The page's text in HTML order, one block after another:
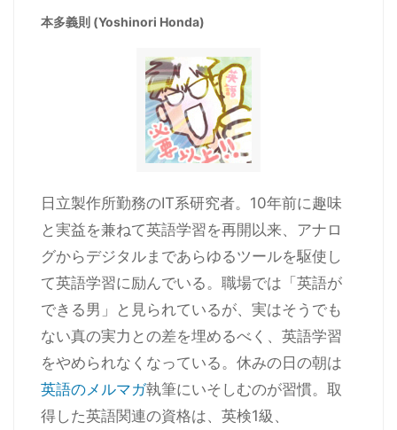
本多義則 (Yoshinori Honda)
日立製作所勤務のIT系研究者。10年前に趣味
と実益を兼ねて英語学習を再開以来、アナロ
グからデジタルまであらゆるツールを駆使し
て英語学習に励んでいる。職場では「英語が
できる男」と見られているが、実はそうでも
ない真の実力との差を埋めるべく、英語学習
をやめられなくなっている。休みの日の朝は
英語のメルマガ執筆にいそしむのが習慣。取
得した英語関連の資格は、英検1級、